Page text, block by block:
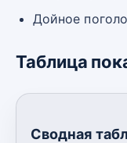
Дойное
Таблица
Сводная